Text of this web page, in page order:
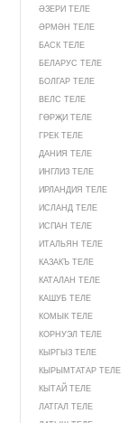
ӘЗЕРИ ТЕЛЕ
ӘРМӘН ТЕЛЕ
БАСК ТЕЛЕ
БЕЛАРУС ТЕЛЕ
БОЛГАР ТЕЛЕ
ВЕЛС ТЕЛЕ
ГӨРҖИ ТЕЛЕ
ГРЕК ТЕЛЕ
ДАНИЯ ТЕЛЕ
ИНГЛИЗ ТЕЛЕ
ИРЛАНДИЯ ТЕЛЕ
ИСЛАНД ТЕЛЕ
ИСПАН ТЕЛЕ
ИТАЛЬЯН ТЕЛЕ
КАЗАКЪ ТЕЛЕ
КАТАЛАН ТЕЛЕ
КАШУБ ТЕЛЕ
КОМЫК ТЕЛЕ
КОРНУЭЛ ТЕЛЕ
КЫРГЫЗ ТЕЛЕ
КЫРЫМТАТАР ТЕЛЕ
КЫТАЙ ТЕЛЕ
ЛАТГАЛ ТЕЛЕ